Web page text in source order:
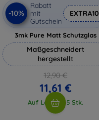
-10%
Rabatt
mit
Gutschein
EXTRA10
3mk Pure Matt Schutzglas
Maßgeschneidert
hergestellt
12,90 €
11,61 €
Auf Lager > 5 Stk.